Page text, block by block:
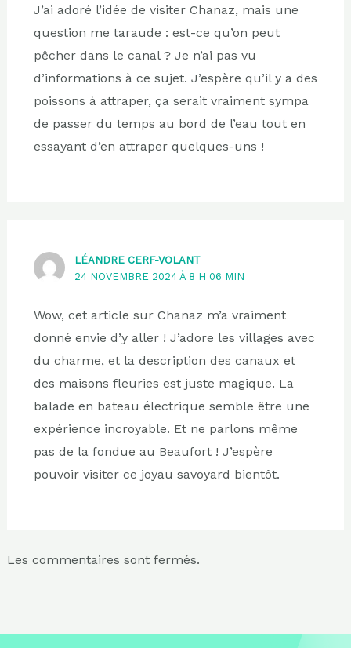
J’ai adoré l’idée de visiter Chanaz, mais une
question me taraude : est-ce qu’on peut
pêcher dans le canal ? Je n’ai pas vu
d’informations à ce sujet. J’espère qu’il y a des
poissons à attraper, ça serait vraiment sympa
de passer du temps au bord de l’eau tout en
essayant d’en attraper quelques-uns !
LÉANDRE CERF-VOLANT
24 NOVEMBRE 2024 À 8 H 06 MIN
Wow, cet article sur Chanaz m’a vraiment
donné envie d’y aller ! J’adore les villages avec
du charme, et la description des canaux et
des maisons fleuries est juste magique. La
balade en bateau électrique semble être une
expérience incroyable. Et ne parlons même
pas de la fondue au Beaufort ! J’espère
pouvoir visiter ce joyau savoyard bientôt.
Les commentaires sont fermés.